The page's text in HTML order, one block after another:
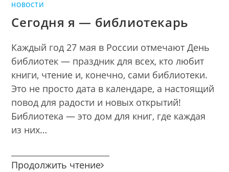
НОВОСТИ
Сегодня я — библиотекарь
Каждый год 27 мая в России отмечают День
библиотек — праздник для всех, кто любит
книги, чтение и, конечно, сами библиотеки.
Это не просто дата в календаре, а настоящий
повод для радости и новых открытий!
Библиотека — это дом для книг, где каждая
из них…
Продолжить чтение Сегодня